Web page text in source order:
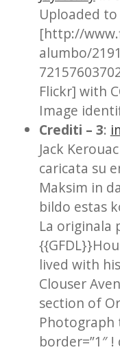
Uploaded to
[http://
alumbo/
Flickr] with
Image
Crediti – 3:
Jack
caricata su
Maksim in
bildo estas
La originala
lived with
Clouser
section of
Photograph
border=”1″